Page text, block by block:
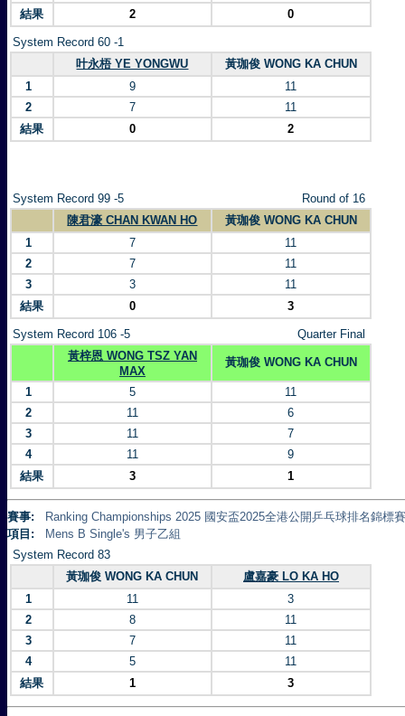
結果
2 0
System Record 60 -1
叶永梧 YE YONGWU
黃珈俊 WONG KA CHUN
1
9
11
2
7
11
結果
0 2
System Record 99 -5
Round of 16
陳君濠 CHAN KWAN HO
黃珈俊 WONG KA CHUN
1
7
11
2
7
11
3
3
11
結果
0 3
System Record 106 -5
Quarter Final
黃梓恩 WONG TSZ YAN
MAX
黃珈俊 WONG KA CHUN
1 5
11
2
11
6
3
11
7
4
11
9
結果
3 1
賽事:
Ranking Championships 2025 國安盃2025全港公開乒乓球排名錦標
項目:
Mens B Single's 男子乙組
System Record 83
黃珈俊 WONG KA CHUN
盧嘉豪 LO KA HO
1
11
3
2
8
11
3
7
11
4
5
11
結果
1 3